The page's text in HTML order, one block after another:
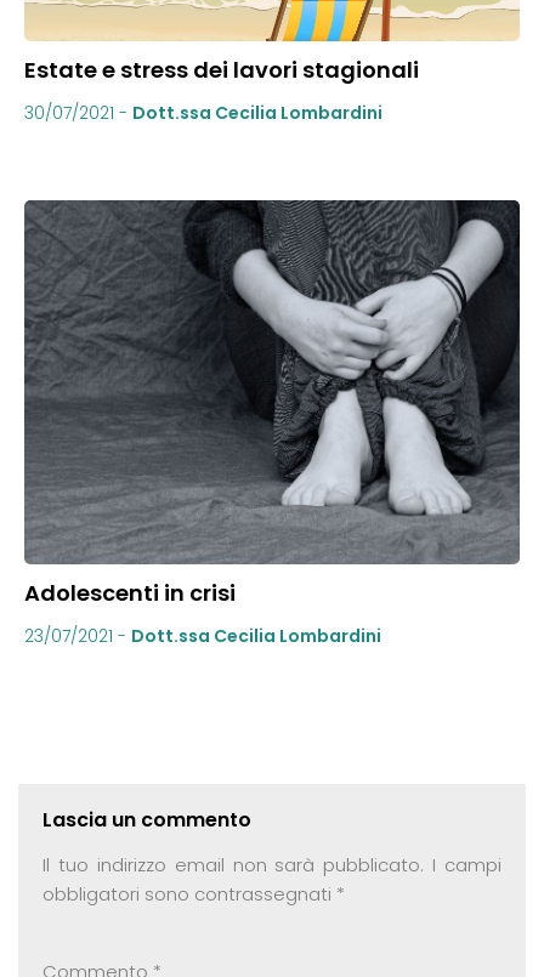
Estate e stress dei lavori stagionali
30/07/2021 - Dott.ssa Cecilia Lombardini
Adolescenti in crisi
23/07/2021 - Dott.ssa Cecilia Lombardini
Lascia un commento
Il tuo indirizzo email non sarà pubblicato. I campi
obbligatori sono contrassegnati *
Commento *